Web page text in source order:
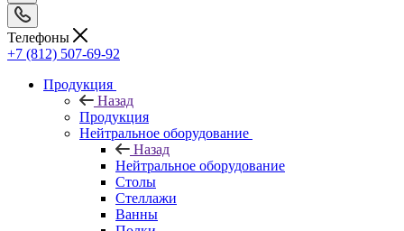
Телефоны
+7 (812) 507-69-92
Продукция
Назад
Продукция
Нейтральное оборудование
Назад
Нейтральное оборудование
Столы
Стеллажи
Ванны